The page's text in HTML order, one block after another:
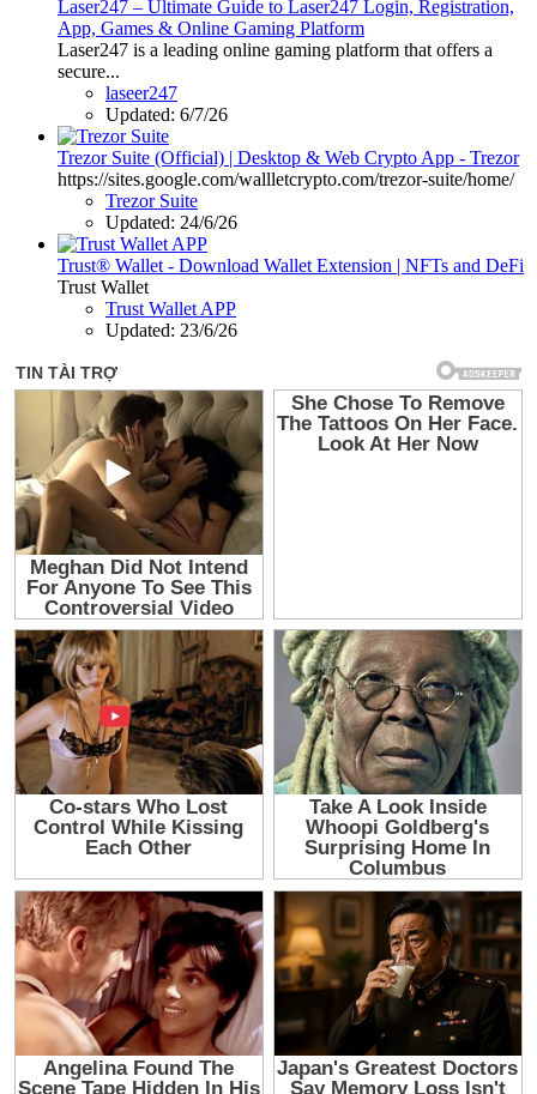
Laser247 – Ultimate Guide to Laser247 Login, Registration,
App, Games & Online Gaming Platform
Laser247 is a leading online gaming platform that offers a
secure...
laseer247
Updated: 6/7/26
Trezor Suite (Official) | Desktop & Web Crypto App - Trezor
https://sites.google.com/wallletcrypto.com/trezor-suite/home/
Trezor Suite
Updated: 24/6/26
Trust® Wallet - Download Wallet Extension | NFTs and DeFi
Trust Wallet
Trust Wallet APP
Updated: 23/6/26